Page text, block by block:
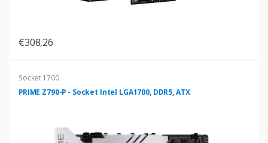
€308,26
Socket 1700
PRIME Z790-P - Socket Intel LGA1700, DDR5, ATX